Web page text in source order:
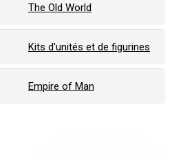
The Old World
Kits d'unités et de figurines
Empire of Man